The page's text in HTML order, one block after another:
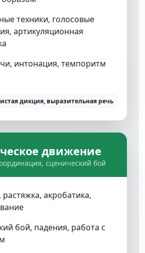
техники, голосовые
артикуляционная
интонация, темпоритм
дикция, выразительная речь
движение
сценический бой
акробатика,
бой, падения, работа с